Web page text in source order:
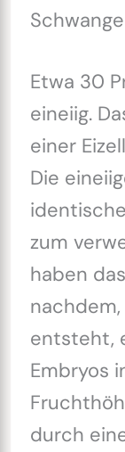
Etwa 30
eineiig.
einer
Die
zum
haben
entsteht,
Embryos
durch